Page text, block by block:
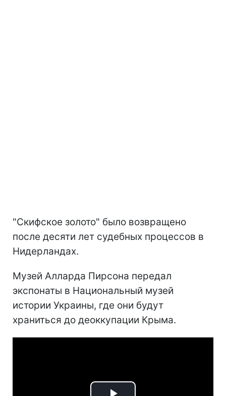
"Скифское золото" было возвращено
после десяти лет судебных процессов в
Нидерландах.
Музей Алларда Пирсона передал
экспонаты в Национальный музей
истории Украины, где они будут
храниться до деоккупации Крыма.